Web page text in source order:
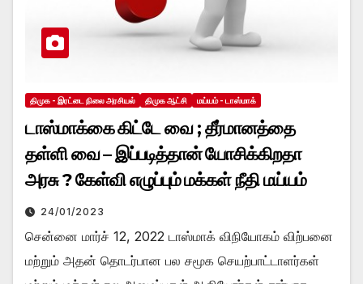
திமுக - இரட்டை நிலை அரசியல் திமுக ஆட்சி மய்யம் - டாஸ்மாக்
டாஸ்மாக்கை கிட்டே வை ; தீர்மானத்தை
தள்ளி வை – இப்படித்தான் யோசிக்கிறதா
அரசு ? கேள்வி எழுப்பும் மக்கள் நீதி மய்யம்
24/01/2023
சென்னை மார்ச் 12, 2022 டாஸ்மாக் விநியோகம் விற்பனை
மற்றும் அதன் தொடர்பான பல சமூக செயற்பாட்டாளர்கள்